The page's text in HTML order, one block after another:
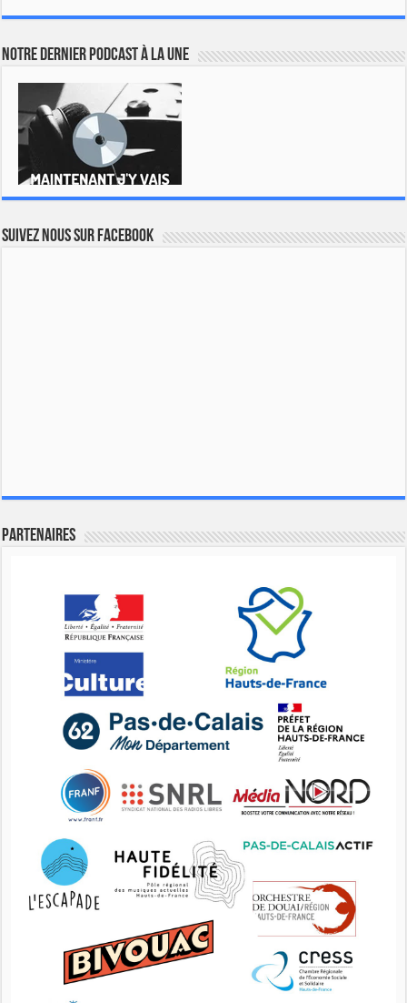
Notre dernier podcast à la une
Suivez nous sur Facebook
Partenaires